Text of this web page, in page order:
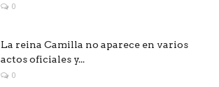
0
La reina Camilla no aparece en varios
actos oficiales y...
0